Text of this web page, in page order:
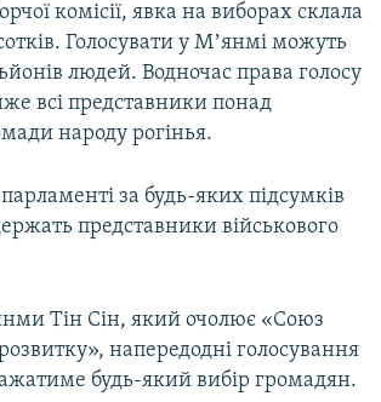
комісії, явка на виборах склала
Голосувати у Мʼянмі можуть
людей. Водночас права голосу
всі представники понад
народу рогінья.
за будь-яких підсумків
представники військового
Тін Сін, який очолює «Союз
напередодні голосування
будь-який вибір громадян.